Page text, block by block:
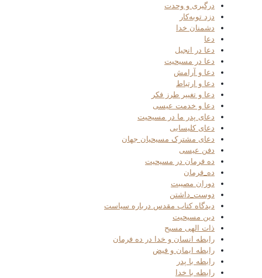
درگیری و وحدت
دزد توبه‌کار
دشمنان خدا
دعا
دعا در انجیل
دعا در مسیحیت
دعا و آرامش
دعا و ارتباط
دعا و تغییر طرز فکر
دعا و خدمت عیسی
دعای پدر ما در مسیحیت
دعای کلیسایی
دعای مشترک مسیحیان جهان
دفن عیسی
ده فرمان در مسیحیت
ده_فرمان
دوران مصیبت
دوست_داشتن
دیدگاه کتاب مقدس درباره سیاست
دین مسیحیت
ذات الهی مسیح
رابطه انسان و خدا در ده فرمان
رابطه ایمان و فیض
رابطه با پدر
رابطه با خدا